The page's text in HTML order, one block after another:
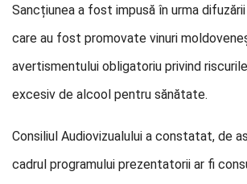
Sancțiunea a fost impusă în urma difuzării
care au fost promovate vinuri
avertismentului obligatoriu privind
excesiv de alcool pentru sănătate.
Consiliul Audiovizualului a constatat, de
cadrul programului prezentatorii ar fi